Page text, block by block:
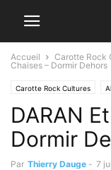
Accueil Carotte Rock
Chaises – Dormir Dehors
Carotte Rock Cultures
Groupes rock d'aujourd'hui
DARAN
Dormir
Par Thierry Dauge - 7